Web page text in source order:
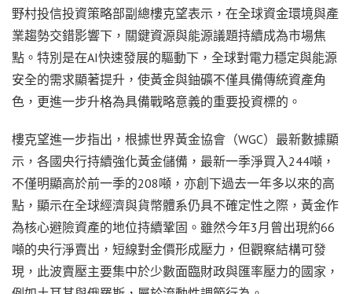
野村投信投資策略部副總樓克望表示，在全球資金環境與產
業趨勢交錯影響下，關鍵資源與能源議題持續成為市場焦
點。特別是在AI快速發展的驅動下，全球對電力穩定與能源
安全的需求顯著提升，使黃金與鈾礦不僅具備傳統資產角
色，更進一步升格為具備戰略意義的重要投資標的。
樓克望進一步指出，根據世界黃金協會（WGC）最新數據顯
示，各國央行持續強化黃金儲備，最新一季淨買入244噸，
不僅明顯高於前一季的208噸，亦創下過去一年多以來的高
點，顯示在全球經濟與貨幣體系仍具不確定性之際，黃金作
為核心避險資產的地位持續鞏固。雖然今年3月曾出現約66
噸的央行淨賣出，短線對金價形成壓力，但觀察結構可發
現，此波賣壓主要集中於少數面臨財政與匯率壓力的國家，